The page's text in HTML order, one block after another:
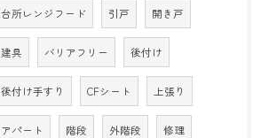
台所レンジフード 引戸 開き戸
建具 バリアフリー 後付け
後付け手すり CFシート 上張り
アパート 階段 外階段 修理